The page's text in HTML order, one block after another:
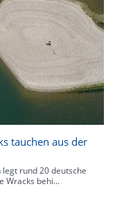
tauchen aus der
rund 20 deutsche
Wracks behi...